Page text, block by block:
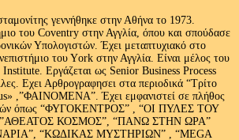
γεννήθηκε στην Αθήνα το 1973.
του Coventry στην Αγγλία, όπου και σπούδασε
Υπολογιστών. Έχει μεταπτυχιακό στο
του Υork στην Αγγλία. Είναι μέλος του
Εργάζεται ως Senior Business Process
Εχει Αρθρογραφησει στα περιοδικά “Τρίτο
,”ΦΑΙΝΟΜΕΝΑ”. Έχει εμφανιστεί σε πλήθος
όπως “ΦΥΓΟΚΕΝΤΡΟΣ” , “ΟΙ ΠΥΛΕΣ ΤΟΥ
ΚΟΣΜΟΣ”, “ΠΑΝΩ ΣΤΗΝ ΩΡΑ”
“ΚΩΔΙΚΑΣ ΜΥΣΤΗΡΙΩΝ” , “MEGA